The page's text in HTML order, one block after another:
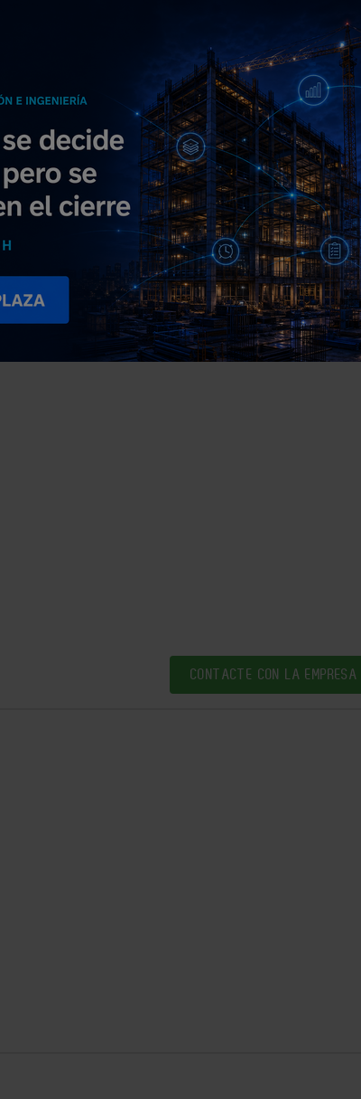
29% cambiar al alquiler
|
NOTICIAS PRODUCTOS AGENDA ARTÍCULOS
EMPRESAS PREMIUM
CONTACTE CON LA EMPRESA